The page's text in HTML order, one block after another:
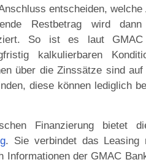
entscheiden,
Restbetrag wird
So ist es laut
kalkulierbaren
über die Zinssätze sind
diese können lediglich
Finanzierung bietet
. Sie verbindet das Leasing
Informationen der GMAC